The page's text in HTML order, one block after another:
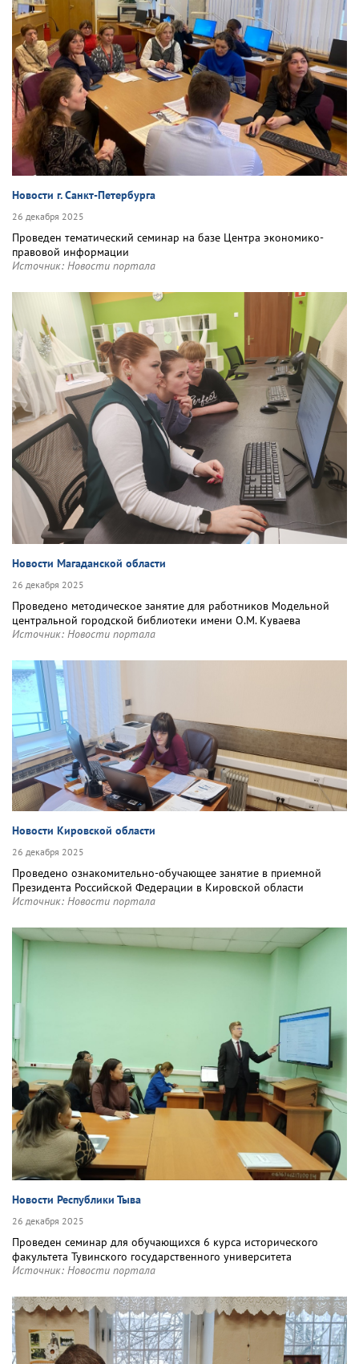
Новости г. Санкт-Петербурга
26 декабря 2025
Проведен тематический семинар на базе Центра экономико-
правовой информации
Источник: Новости портала
Новости Магаданской области
26 декабря 2025
Проведено методическое занятие для работников Модельной
центральной городской библиотеки имени О.М. Куваева
Источник: Новости портала
Новости Кировской области
26 декабря 2025
Проведено ознакомительно-обучающее занятие в приемной
Президента Российской Федерации в Кировской области
Источник: Новости портала
Новости Республики Тыва
26 декабря 2025
Проведен семинар для обучающихся 6 курса исторического
факультета Тувинского государственного университета
Источник: Новости портала